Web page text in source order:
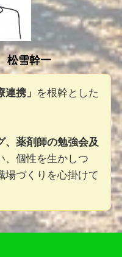
松雪幹一
携」 を根幹とした
、薬剤師の勉強会及
、個性を生かしつ
場づくりを心掛けて